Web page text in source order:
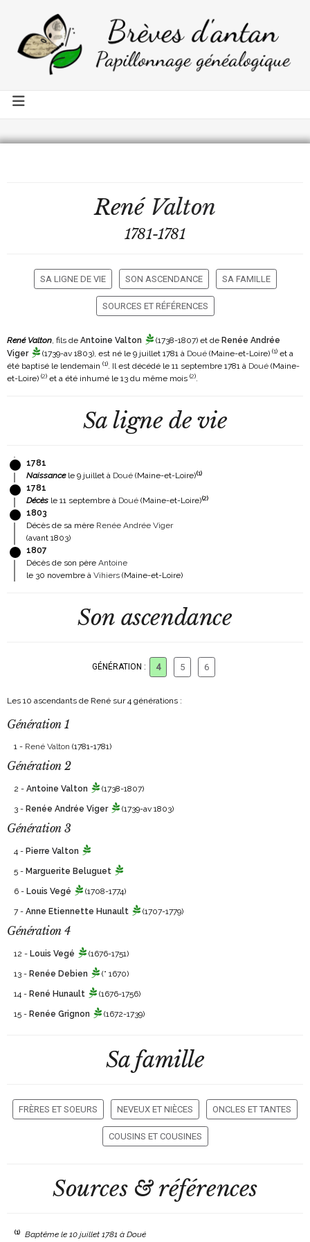
René Valton
1781-1781
SA LIGNE DE VIE SON ASCENDANCE SA FAMILLE
SOURCES ET RÉFÉRENCES
René Valton, fils de Antoine Valton (1738-1807) et de Renée Andrée
Viger
(1739-av 1803), est né le 9 juillet 1781 à Doué (Maine-et-Loire) (1) et a
été baptisé le lendemain (1). Il est décédé le 11 septembre 1781 à Doué (Maine-
et-Loire) (2) et a été inhumé le 13 du même mois (2).
Sa ligne de vie
1781
Naissancele 9 juillet à Doué (Maine-et-Loire)(1)
1781
Décès le 11 septembre à Doué (Maine-et-Loire)(2)
1803
Décès de sa mère Renée Andrée Viger
(avant 1803)
1807
Décès de son père Antoine
le 30 novembre à Vihiers (Maine-et-Loire)
Son ascendance
GÉNÉRATION : 4 5 6
Les 10 ascendants de René sur 4 générations :
Génération 1
1 - René Valton (1781-1781)
Génération 2
2 - Antoine Valton (1738-1807)
3 - Renée Andrée Viger (1739-av 1803)
Génération 3
4 - Pierre Valton
5 - Marguerite Beluguet
6 - Louis Vegé (1708-1774)
7 - Anne Etiennette Hunault (1707-1779)
Génération 4
12 - Louis Vegé (1676-1751)
13 - Renée Debien (° 1670)
14 - René Hunault (1676-1756)
15 - Renée Grignon (1672-1739)
Sa famille
FRÈRES ET SOEURS NEVEUX ET NIÈCES ONCLES ET TANTES
COUSINS ET COUSINES
Sources & références
(1) Baptême le 10 juillet 1781 à Doué